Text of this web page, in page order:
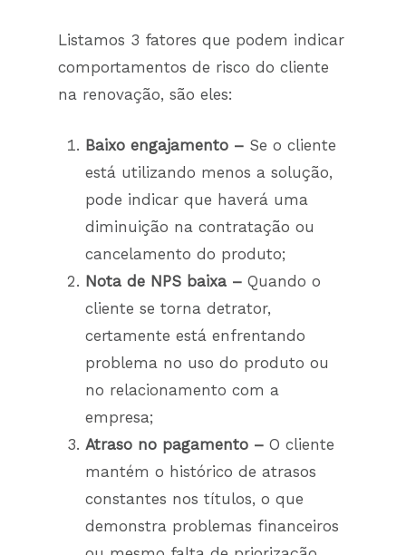
Listamos 3 fatores que podem indicar
comportamentos de risco do cliente
na renovação, são eles:
Baixo engajamento – Se o cliente
está utilizando menos a solução,
pode indicar que haverá uma
diminuição na contratação ou
cancelamento do produto;
Nota de NPS baixa – Quando o
cliente se torna detrator,
certamente está enfrentando
problema no uso do produto ou
no relacionamento com a
empresa;
Atraso no pagamento – O cliente
mantém o histórico de atrasos
constantes nos títulos, o que
demonstra problemas financeiros